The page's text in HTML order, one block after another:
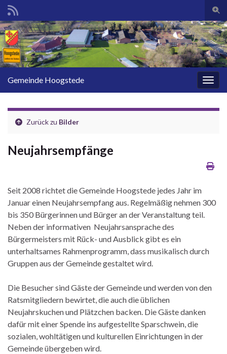
Search for:
Gemeinde Hoogstede
Zurück zu Bilder
Neujahrsempfänge
Seit 2008 richtet die Gemeinde Hoogstede jedes Jahr im
Januar einen Neujahrsempfang aus. Regelmäßig nehmen 300
bis 350 Bürgerinnen und Bürger an der Veranstaltung teil.
Neben der informativen Neujahrsansprache des
Bürgermeisters mit Rück- und Ausblick gibt es ein
unterhaltsames Rahmenprogramm, dass musikalisch durch
Gruppen aus der Gemeinde gestaltet wird.
Die Besucher sind Gäste der Gemeinde und werden von den
Ratsmitgliedern bewirtet, die auch die üblichen
Neujahrskuchen und Plätzchen backen. Die Gäste danken
dafür mit einer Spende ins aufgestellte Sparschwein, die
sozialen, wohltätigen und kulturellen Einrichtungen in der
Gemeinde übergeben wird.